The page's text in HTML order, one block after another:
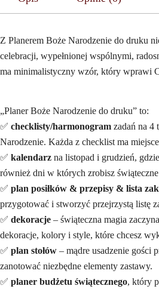
Z Planerem Boże Narodzenie do druku
celebracji, wypełnionej wspólnymi,
ma minimalistyczny wzór, który wprawi
„Planer Boże Narodzenie do druku” to:
✅ checklisty/harmonogram zadań na 4
Narodzenie. Każda z checklist ma
✅ kalendarz na listopad i grudzień,
również dni w których zrobisz
✅ plan posiłków & przepisy & lista
przygotować i stworzyć przejrzystą listę
✅ dekoracje – świąteczna magia
dekoracje, kolory i style, które chcesz
✅ plan stołów – mądre usadzenie gości
zanotować niezbędne elementy zastawy.
✅ planer budżetu świątecznego, który